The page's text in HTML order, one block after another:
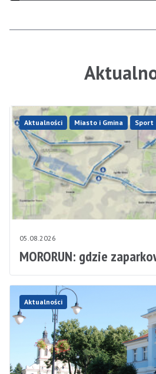
Aktualności Miasto i Gmina Sport
05.08.2026
MORORUN: gdzie
Aktualności